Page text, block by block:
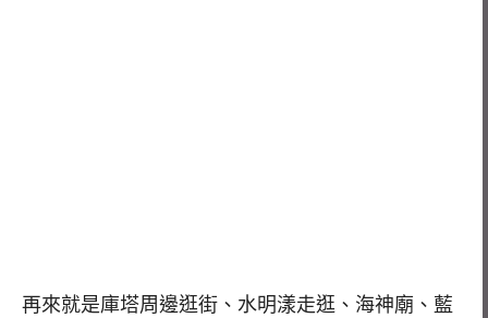
再來就是庫塔周邊逛街、水明漾走逛、海神廟、藍